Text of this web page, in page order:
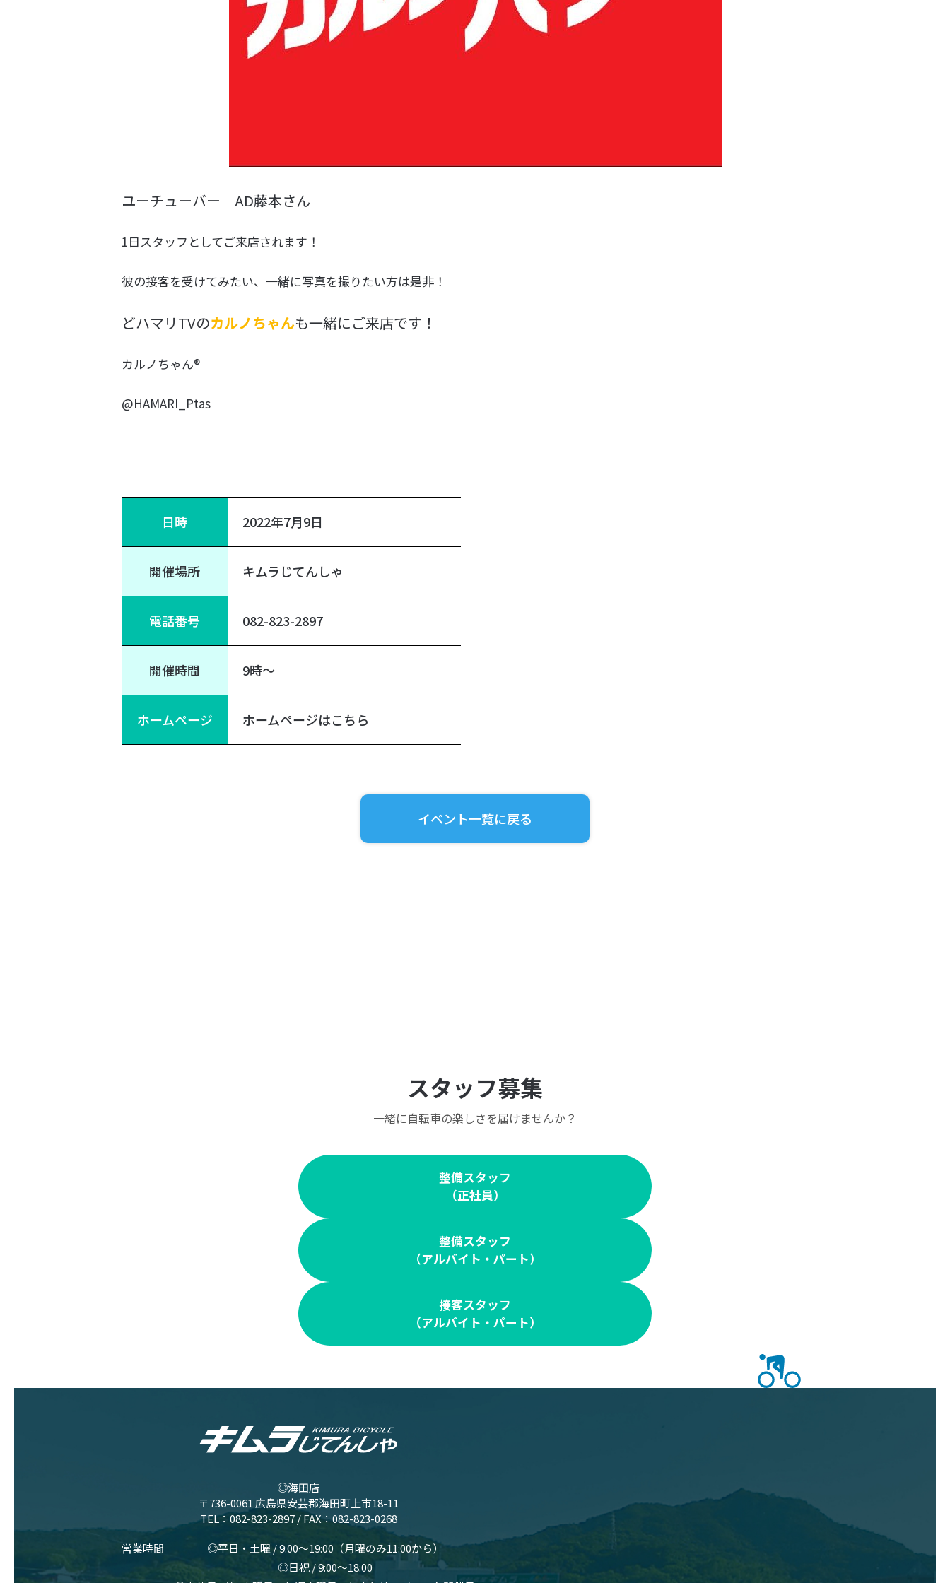
ユーチューバー AD藤本さん
1日スタッフとしてご来店されます！
彼の接客を受けてみたい、一緒に写真を撮りたい方は是非！
どハマリTVのカルノちゃんも一緒にご来店です！
カルノちゃん®
@HAMARI_Ptas
日時 2022年7月9日
開催場所 キムラじてんしゃ
電話番号 082-823-2897
開催時間 9時～
ホームページ ホームページはこちら
イベント一覧に戻る
スタッフ募集
一緒に自転車の楽しさを届けませんか？
整備スタッフ
（正社員）
整備スタッフ
（アルバイト・パート）
接客スタッフ
（アルバイト・パート）
◎海田店
〒736-0061 広島県安芸郡海田町上市18-11
TEL： 082-823-2897/ FAX：082-823-0268
営業時間
◎平日・土曜 / 9:00〜19:00（月曜のみ11:00から）
◎日祝 / 9:00〜18:00